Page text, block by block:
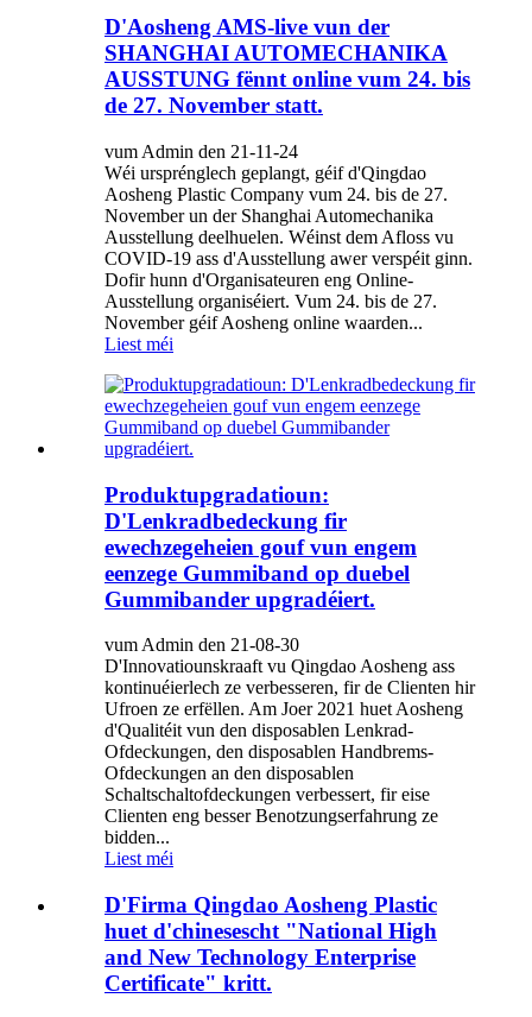
D'Aosheng AMS-live vun der
SHANGHAI AUTOMECHANIKA
AUSSTUNG fënnt online vum 24. bis
de 27. November statt.
vum Admin den 21-11-24
Wéi ursprénglech geplangt, géif d'Qingdao
Aosheng Plastic Company vum 24. bis de 27.
November un der Shanghai Automechanika
Ausstellung deelhuelen. Wéinst dem Afloss vu
COVID-19 ass d'Ausstellung awer verspéit ginn.
Dofir hunn d'Organisateuren eng Online-
Ausstellung organiséiert. Vum 24. bis de 27.
November géif Aosheng online waarden...
Liest méi
Produktupgradatioun:
D'Lenkradbedeckung fir
ewechzegeheien gouf vun engem
eenzege Gummiband op duebel
Gummibander upgradéiert.
vum Admin den 21-08-30
D'Innovatiounskraaft vu Qingdao Aosheng ass
kontinuéierlech ze verbesseren, fir de Clienten hir
Ufroen ze erfëllen. Am Joer 2021 huet Aosheng
d'Qualitéit vun den disposablen Lenkrad-
Ofdeckungen, den disposablen Handbrems-
Ofdeckungen an den disposablen
Schaltschaltofdeckungen verbessert, fir eise
Clienten eng besser Benotzungserfahrung ze
bidden...
Liest méi
D'Firma Qingdao Aosheng Plastic
huet d'chinesescht "National High
and New Technology Enterprise
Certificate" kritt.